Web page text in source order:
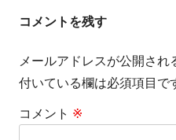
ナ
ゲ
ー
コメントを残す
メールアドレスが公開され
付いている欄は必須項目で
コメント ※